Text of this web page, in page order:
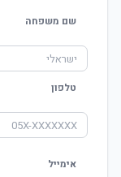
שם משפחה
טלפון
אימייל